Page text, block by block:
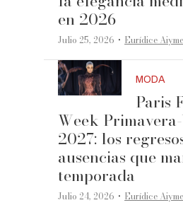
en 2026
Julio 25, 2026 ·Eurídice
MODA
Paris
Week
2027: los
ausencias que
temporada
Julio 24, 2026 ·Eurídice